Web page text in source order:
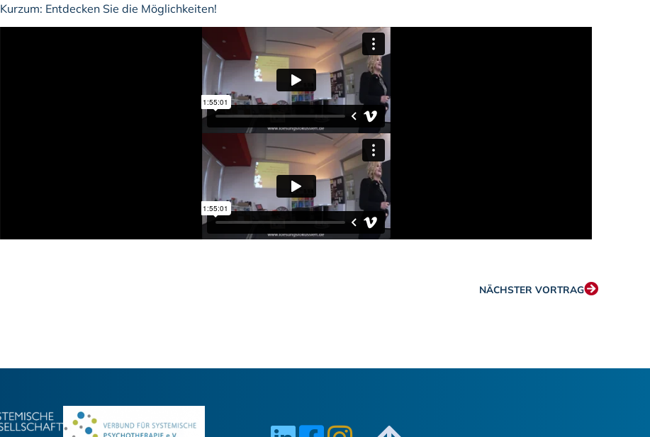
Kurzum: Entdecken Sie die Möglichkeiten!
NÄCHSTER VORTRAG